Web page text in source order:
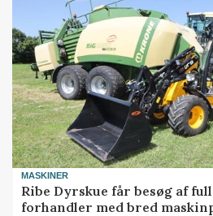
MASKINER
Ribe Dyrskue får besøg af
forhandler med bred